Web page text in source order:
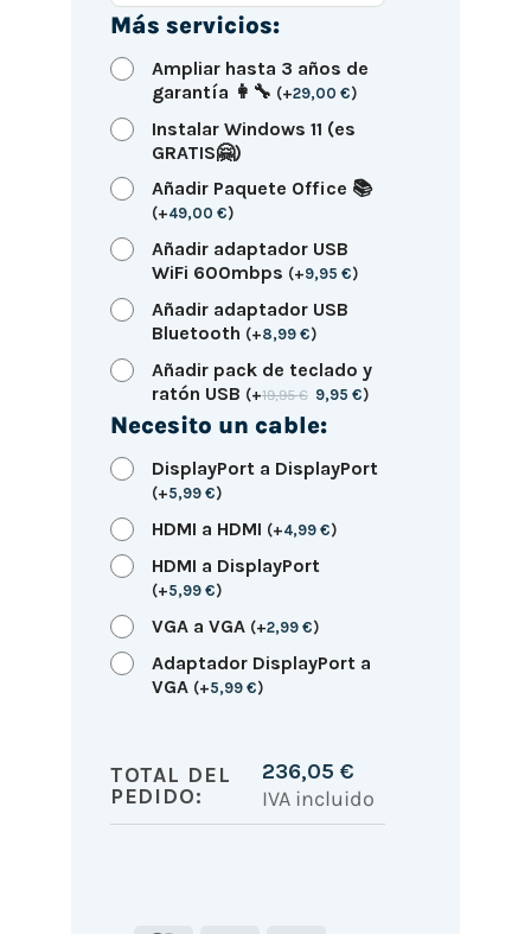
Más servicios:
Ampliar hasta 3 años de
garantía 👩‍🔧 (+29,00 €)
Instalar Windows 11 (es
GRATIS🤗)
Añadir Paquete Office 📚
(+49,00 €)
Añadir adaptador USB
WiFi 600mbps (+9,95 €)
Añadir adaptador USB
Bluetooth (+8,99 €)
Añadir pack de teclado y
ratón USB (+19,95€ 9,95€)
Necesito un cable:
DisplayPort a DisplayPort
(+5,99 €)
HDMI a HDMI (+4,99 €)
HDMI a DisplayPort
(+5,99 €)
VGA a VGA (+2,99 €)
Adaptador DisplayPort a
VGA (+5,99 €)
TOTAL DEL
PEDIDO:
236,05 €
IVA incluido